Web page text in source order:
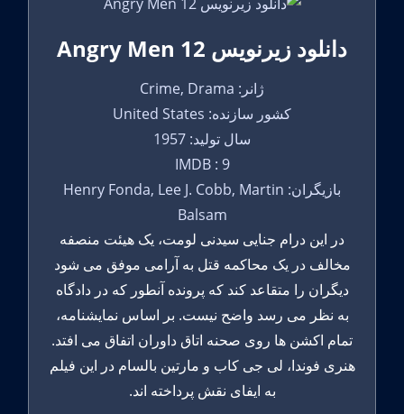
دانلود زیرنویس 12 Angry Men
ژانر: Crime, Drama
کشور سازنده: United States
سال تولید: 1957
IMDB : 9
بازیگران: Henry Fonda, Lee J. Cobb, Martin
Balsam
در این درام جنایی سیدنی لومت، یک هیئت منصفه
مخالف در یک محاکمه قتل به آرامی موفق می شود
دیگران را متقاعد کند که پرونده آنطور که در دادگاه
به نظر می رسد واضح نیست. بر اساس نمایشنامه،
تمام اکشن ها روی صحنه اتاق داوران اتفاق می افتد.
هنری فوندا، لی جی کاب و مارتین بالسام در این فیلم
به ایفای نقش پرداخته اند.